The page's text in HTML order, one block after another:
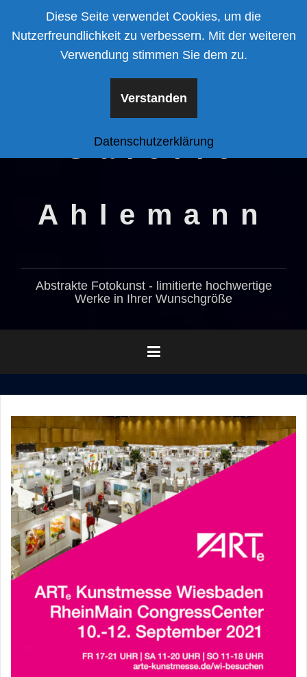
Inhalt
Galerie
Ahlemann
Abstrakte Fotokunst - limitierte hochwertige
Werke in Ihrer Wunschgröße
Diese Seite verwendet Cookies, um die
Nutzerfreundlichkeit zu verbessern. Mit der weiteren
Verwendung stimmen Sie dem zu.
Verstanden
Datenschutzerklärung